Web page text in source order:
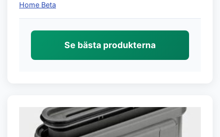
Home Beta
Se bästa produkterna